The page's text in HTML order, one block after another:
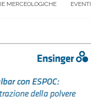
MERCEOLOGICHE EVENTI